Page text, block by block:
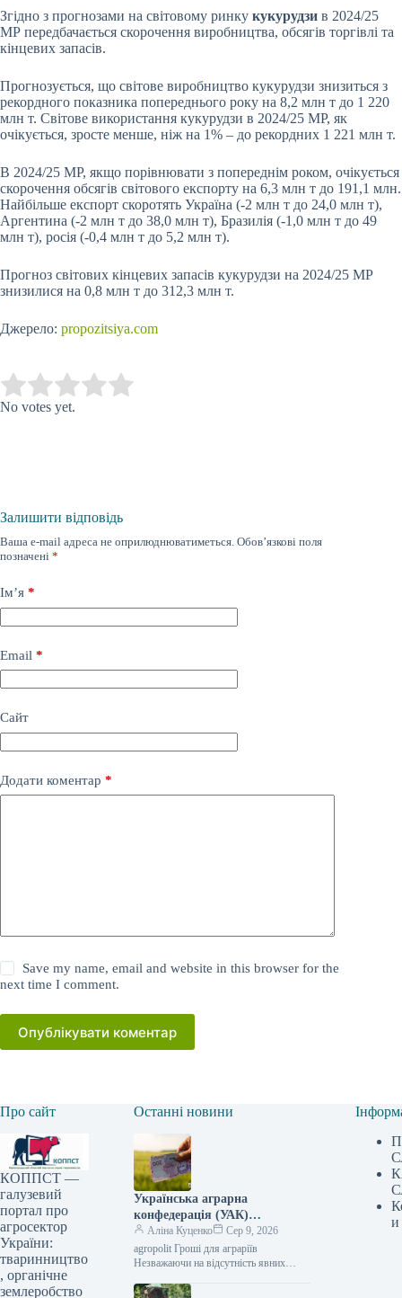
Згідно з прогнозами на світовому ринку кукурудзи в 2024/25
МР передбачається скорочення виробництва, обсягів торгівлі та
кінцевих запасів.
Прогнозується, що світове виробництво кукурудзи знизиться з
рекордного показника попереднього року на 8,2 млн т до 1 220
млн т. Світове використання кукурудзи в 2024/25 МР, як
очікується, зросте менше, ніж на 1% – до рекордних 1 221 млн т.
В 2024/25 МР, якщо порівнювати з попереднім роком, очікується
скорочення обсягів світового експорту на 6,3 млн т до 191,1 млн.
Найбільше експорт скоротять Україна (-2 млн т до 24,0 млн т),
Аргентина (-2 млн т до 38,0 млн т), Бразилія (-1,0 млн т до 49
млн т), росія (-0,4 млн т до 5,2 млн т).
Прогноз світових кінцевих запасів кукурудзи на 2024/25 МР
знизилися на 0,8 млн т до 312,3 млн т.
Джерело: propozitsiya.com
Rate this item:
No votes yet.
Залишити відповідь
Ваша e-mail адреса не оприлюднюватиметься. Обов’язкові поля
позначені *
Ім’я *
Email *
Сайт
Додати коментар *
Save my name, email and website in this browser for the
next time I comment.
Опублікувати коментар
Про сайт
КОППСТ —
галузевий
портал про
агросектор
України:
тваринництво
, органічне
землеробство
Останні новини
Українська аграрна
конфедерація (УАК)
визначила
сільгоспвиробників, які
першими можуть зіткнутися з
Аліна Куценко
Сер 9, 2026
agropolit Гроші для аграріїв
Незважаючи на відсутність явних
певні групи виробників можуть
и